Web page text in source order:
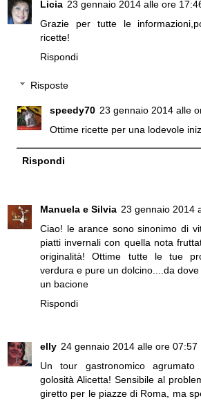
Licia 23 gennaio 2014 alle ore
Grazie per tutte le
ricette!
Rispondi
Risposte
speedy70 23 gennaio 2014 alle
Ottime ricette per una lodevole
Rispondi
Manuela e Silvia 23 gennaio 2014
Ciao! le arance sono sinonimo di
piatti invernali con quella nota
originalità! Ottime tutte le tue
verdura e pure un dolcino....da
un bacione
Rispondi
elly 24 gennaio 2014 alle ore 07:57
Un tour gastronomico
golosità Alicetta! Sensibile al
giretto per le piazze di Roma, ma